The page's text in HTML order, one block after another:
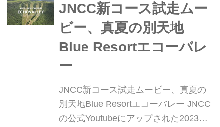
に。手元のボタンでABSを解除できる
ようになったことでオフロードをよ
り...
JNCC新コース試走ムー
ビー、真夏の別天地
Blue Resortエコーバレ
ー
JNCC新コース試走ムービー、真夏の
別天地Blue Resortエコーバレー JNCC
の公式Youtubeにアップされた2023